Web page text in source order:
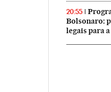
20:55
Bolsonaro:
legais para